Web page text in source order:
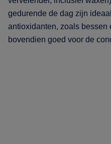
gedurende de dag zijn
antioxidanten, zoals bessen
bovendien goed voor de